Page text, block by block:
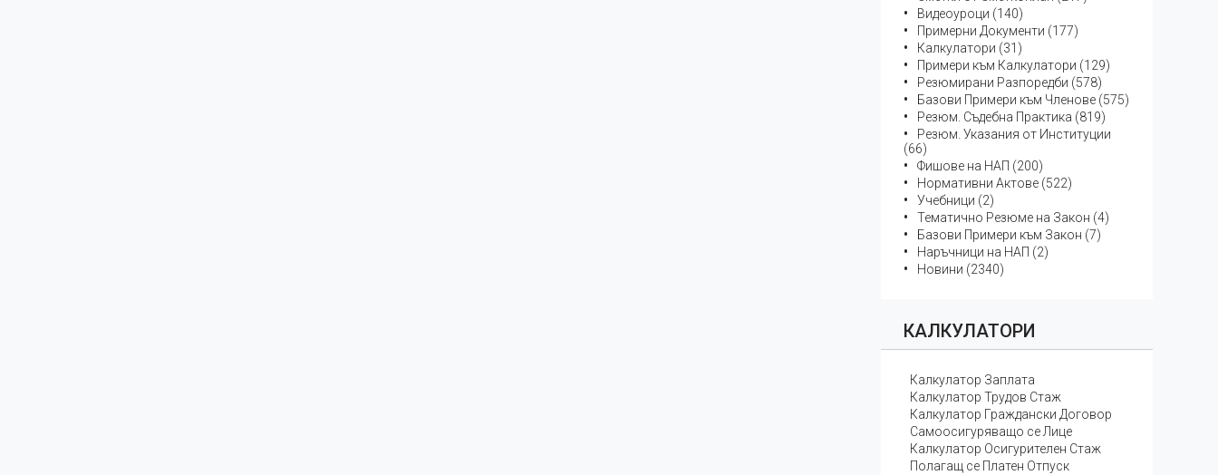
Видеоуроци (140)
Примерни Документи (177)
Калкулатори (31)
Примери към Калкулатори (129)
Резюмирани Разпоредби (578)
Базови Примери към Членове (575)
Резюм. Съдебна Практика (819)
Резюм. Указания от Институции
(66)
Фишове на НАП (200)
Нормативни Актове (522)
Учебници (2)
Тематичнo Резюме на Закон (4)
Базови Примери към Закон (7)
Наръчници на НАП (2)
Новини (2340)
КАЛКУЛАТОРИ
Калкулатор Заплата
Калкулатор Трудов Стаж
Калкулатор Граждански Договор
Самоосигуряващо се Лице
Калкулатор Осигурителен Стаж
Полагащ се Платен Отпуск